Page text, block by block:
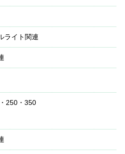
ライト関連
250・350